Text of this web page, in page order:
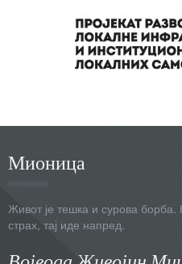
Мионица
Живот је тешка и сурова
страх, тај иде напред.